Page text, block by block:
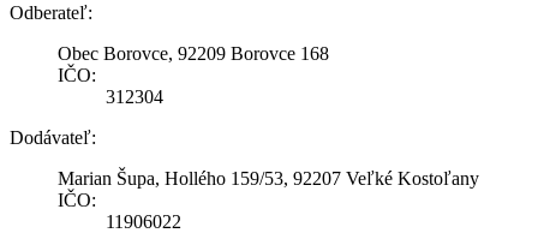
Odberateľ:
Obec Borovce, 92209 Borovce 168
IČO:
312304
Dodávateľ:
Marian Šupa, Hollého 159/53, 92207 Veľké Kostoľany
IČO:
11906022